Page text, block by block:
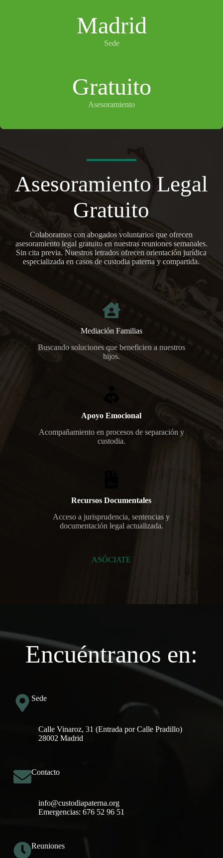
Madrid
Sede
Gratuito
Asesoramiento
Asesoramiento Legal
Gratuito
Colaboramos con abogados voluntarios que ofrecen
asesoramiento legal gratuito en nuestras reuniones semanales.
Sin cita previa. Nuestros letrados ofrecen orientación jurídica
especializada en casos de custodia paterna y compartida.
Mediación Familias
Buscando soluciones que beneficien a nuestros
hijos.
Apoyo Emocional
Acompañamiento en procesos de separación y
custodia.
Recursos Documentales
Acceso a jurisprudencia, sentencias y
documentación legal actualizada.
ASÓCIATE
Encuéntranos en:
Sede
Calle Vinaroz, 31 (Entrada por Calle Pradillo)
28002 Madrid
Contacto
info@custodiapaterna.org
Emergencias: 676 52 96 51
Reuniones